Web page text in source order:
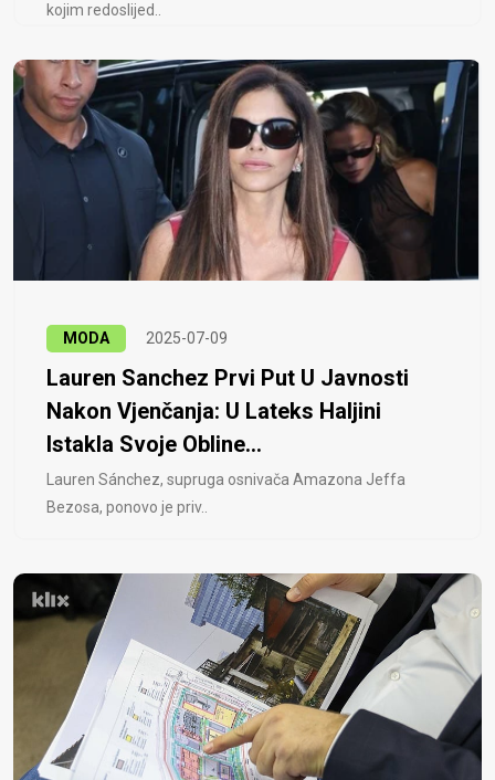
kojim redoslijed..
MODA 2025-07-09
Lauren Sanchez Prvi Put U Javnosti
Nakon Vjenčanja: U Lateks Haljini
Istakla Svoje Obline...
Lauren Sánchez, supruga osnivača Amazona Jeffa
Bezosa, ponovo je priv..